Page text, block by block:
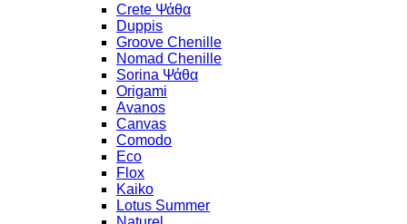
Crete Ψάθα
Duppis
Groove Chenille
Nomad Chenille
Sorina Ψάθα
Origami
Avanos
Canvas
Comodo
Eco
Flox
Kaiko
Lotus Summer